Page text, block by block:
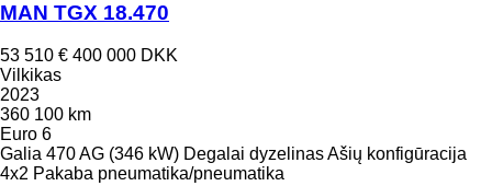
MAN TGX 18.470
53 510 € 400 000 DKK
Vilkikas
2023
360 100 km
Euro 6
Galia 470 AG (346 kW) Degalai dyzelinasAšių konfigūracija
4x2 Pakaba pneumatika/pneumatika